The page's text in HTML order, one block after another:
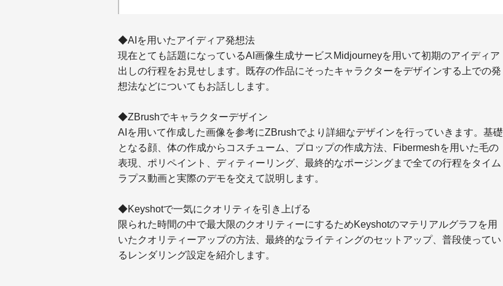
◆AIを用いたアイディア発想法
現在とても話題になっているAI画像生成サービスMidjourneyを用いて初期のアイディア
出しの行程をお見せします。既存の作品にそったキャラクターをデザインする上での発
想法などについてもお話しします。
◆ZBrushでキャラクターデザイン
AIを用いて作成した画像を参考にZBrushでより詳細なデザインを行っていきます。基礎
となる顔、体の作成からコスチューム、プロップの作成方法、Fibermeshを用いた毛の
表現、ポリペイント、ディティーリング、最終的なポージングまで全ての行程をタイム
ラプス動画と実際のデモを交えて説明します。
◆Keyshotで一気にクオリティを引き上げる
限られた時間の中で最大限のクオリティーにするためKeyshotのマテリアルグラフを用
いたクオリティーアップの方法、最終的なライティングのセットアップ、普段使ってい
るレンダリング設定を紹介します。